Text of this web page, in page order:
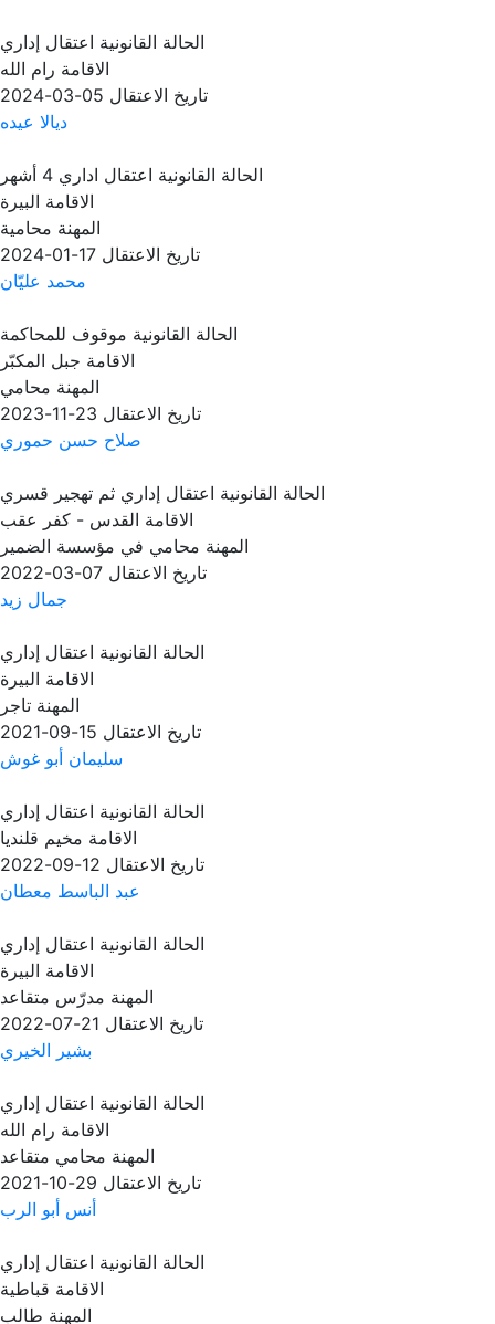
الحالة القانونية اعتقال إداري
الاقامة رام الله
تاريخ الاعتقال 05-03-2024
ديالا عيده
الحالة القانونية اعتقال اداري 4 أشهر
الاقامة البيرة
المهنة محامية
تاريخ الاعتقال 17-01-2024
محمد عليّان
الحالة القانونية موقوف للمحاكمة
الاقامة جبل المكبّر
المهنة محامي
تاريخ الاعتقال 23-11-2023
صلاح حسن حموري
الحالة القانونية اعتقال إداري ثم تهجير قسري
الاقامة القدس - كفر عقب
المهنة محامي في مؤسسة الضمير
تاريخ الاعتقال 07-03-2022
جمال زيد
الحالة القانونية اعتقال إداري
الاقامة البيرة
المهنة تاجر
تاريخ الاعتقال 15-09-2021
سليمان أبو غوش
الحالة القانونية اعتقال إداري
الاقامة مخيم قلنديا
تاريخ الاعتقال 12-09-2022
عبد الباسط معطان
الحالة القانونية اعتقال إداري
الاقامة البيرة
المهنة مدرّس متقاعد
تاريخ الاعتقال 21-07-2022
بشير الخيري
الحالة القانونية اعتقال إداري
الاقامة رام الله
المهنة محامي متقاعد
تاريخ الاعتقال 29-10-2021
أنس أبو الرب
الحالة القانونية اعتقال إداري
الاقامة قباطية
المهنة طالب